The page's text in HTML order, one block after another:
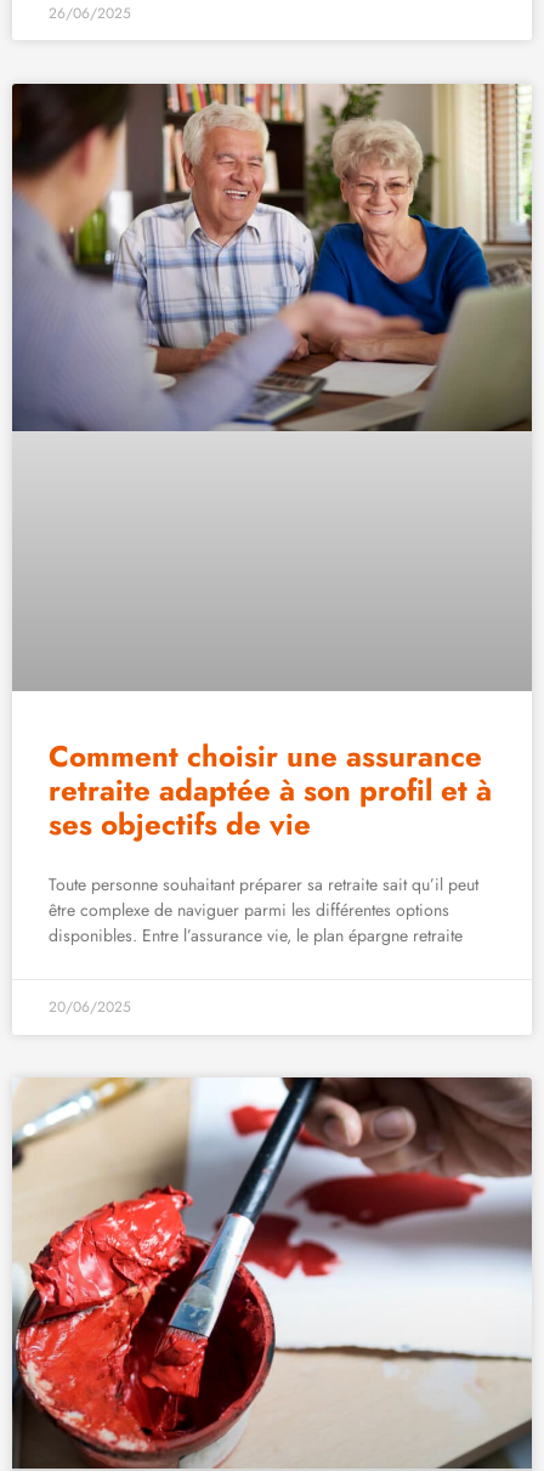
26/06/2025
Comment choisir une assurance
retraite adaptée à son profil et à
ses objectifs de vie
Toute personne souhaitant préparer sa retraite sait qu’il peut
être complexe de naviguer parmi les différentes options
disponibles. Entre l’assurance vie, le plan épargne retraite
20/06/2025